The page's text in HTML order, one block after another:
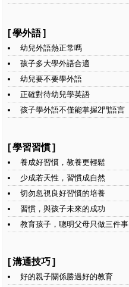
[學外語]
幼兒外語熱正常嗎
孩子多大學外語合適
幼兒要不要學外語
正確對待幼兒學英語
孩子學外語不僅能掌握2門語言
[學習習慣]
養成好習慣，教養更輕鬆
少成若天性，習慣成自然
切勿忽視良好習慣的培養
習慣，與孩子未來的成功
教育孩子，聰明父母只做三件事
[溝通技巧]
好的親子關係勝過好的教育